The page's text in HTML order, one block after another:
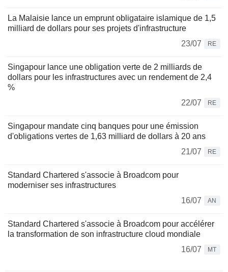
La Malaisie lance un emprunt obligataire islamique de 1,5
milliard de dollars pour ses projets d'infrastructure
23/07
RE
Singapour lance une obligation verte de 2 milliards de
dollars pour les infrastructures avec un rendement de 2,4
%
22/07
RE
Singapour mandate cinq banques pour une émission
d'obligations vertes de 1,63 milliard de dollars à 20 ans
21/07
RE
Standard Chartered s'associe à Broadcom pour
moderniser ses infrastructures
16/07
AN
Standard Chartered s'associe à Broadcom pour accélérer
la transformation de son infrastructure cloud mondiale
16/07
MT